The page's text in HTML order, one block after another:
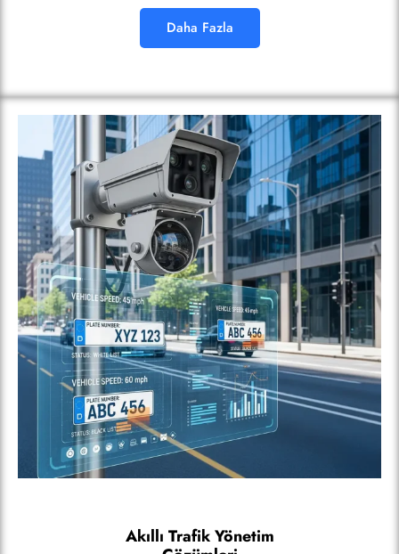
Daha Fazla
Akıllı Trafik Yönetim